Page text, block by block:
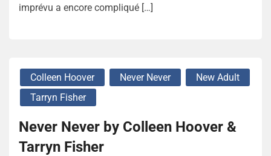
imprévu a encore compliqué […]
Colleen Hoover Never Never
New Adult
Tarryn Fisher
Never Never by Colleen Hoover &
Tarryn Fisher